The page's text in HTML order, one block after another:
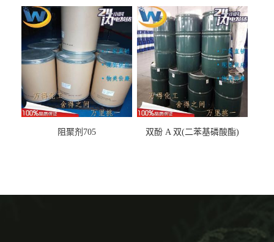
阻聚剂705 双酚 A 双(二苯基磷酸酯)